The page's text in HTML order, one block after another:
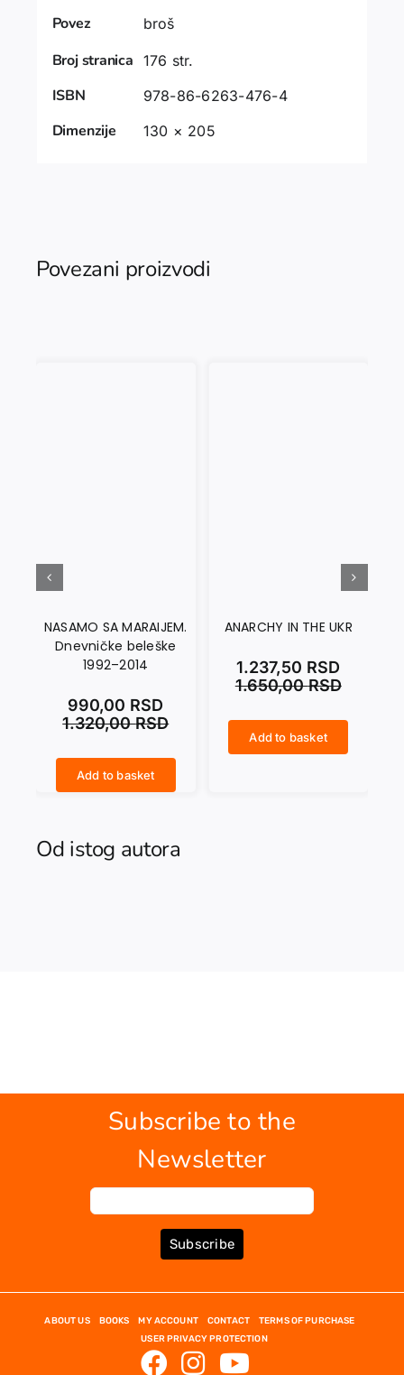
Povez broš
Broj stranica 176 str.
ISBN 978-86-6263-476-4
Dimenzije 130 × 205
Povezani proizvodi
NASAMO SA MARAIJEM.
Dnevničke beleške
1992–2014
1.320,00RSD
990,00 RSD
Add to basket
ANARCHY IN THE UKR
1.650,00RSD
1.237,50 RSD
Add to basket
Od istog autora
Subscribe to the
Newsletter
Subscribe
ABOUT US BOOKS MY ACCOUNT CONTACT
TERMS OF PURCHASE
USER PRIVACY PROTECTION